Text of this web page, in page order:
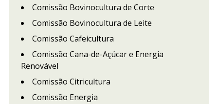
Comissão Bovinocultura de Corte
Comissão Bovinocultura de Leite
Comissão Cafeicultura
Comissão Cana-de-Açúcar e Energia
Renovável
Comissão Citricultura
Comissão Energia